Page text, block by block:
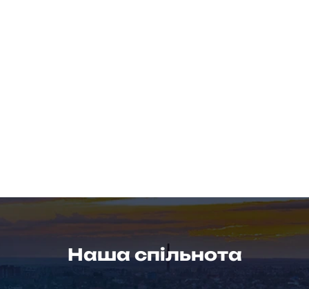
Наша спільнота